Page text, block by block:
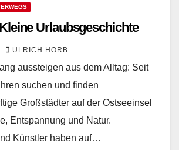
Urlaubsgeschichte
ULRICH HORB
aussteigen aus dem Alltag: Seit
suchen und finden
Großstädter auf der Ostseeinsel
Entspannung und Natur.
Künstler haben auf…